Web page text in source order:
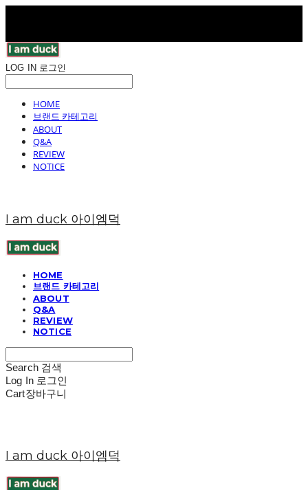
LOG IN 로그인
HOME
브랜드 카테고리
ABOUT
Q&A
REVIEW
NOTICE
I am duck 아이엠덕
HOME
브랜드 카테고리
ABOUT
Q&A
REVIEW
NOTICE
Search 검색
Log In 로그인
Cart장바구니
I am duck 아이엠덕